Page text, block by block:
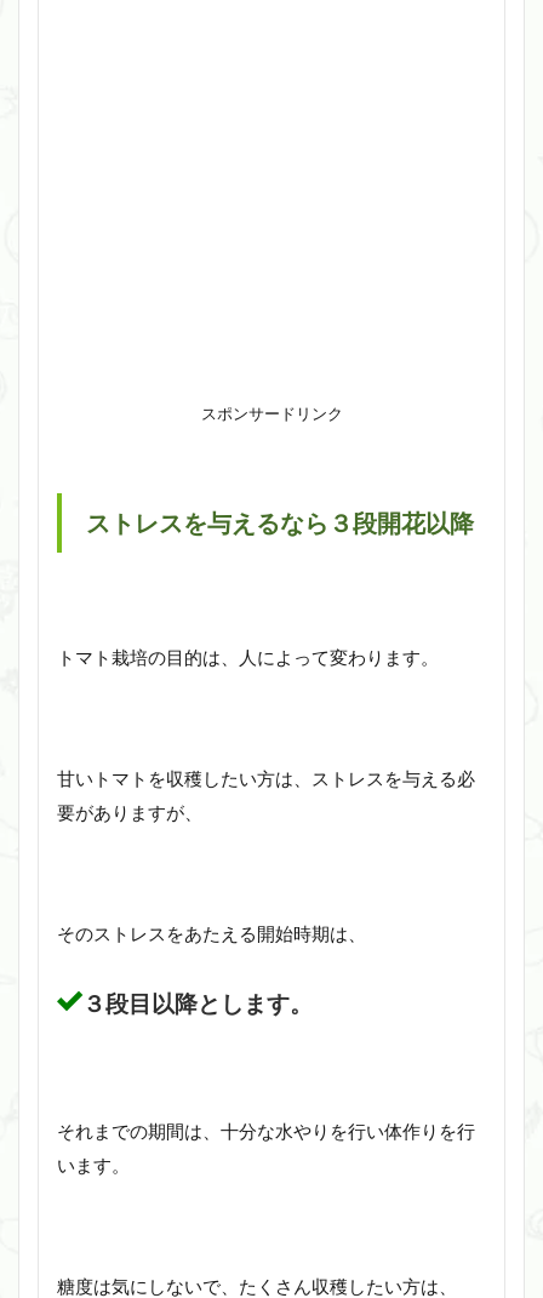
スポンサードリンク
ストレスを与えるなら３段開花以降
トマト栽培の目的は、人によって変わります。
甘いトマトを収穫したい方は、ストレスを与える必
要がありますが、
そのストレスをあたえる開始時期は、
３段目以降とします。
それまでの期間は、十分な水やりを行い体作りを行
います。
糖度は気にしないで、たくさん収穫したい方は、